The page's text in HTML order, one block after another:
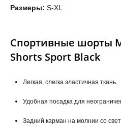
Размеры: S-XL
Спортивные шорты
Shorts Sport Black
Легкая, слегка эластичная ткань.
Удобная посадка для
Задний карман на молнии со